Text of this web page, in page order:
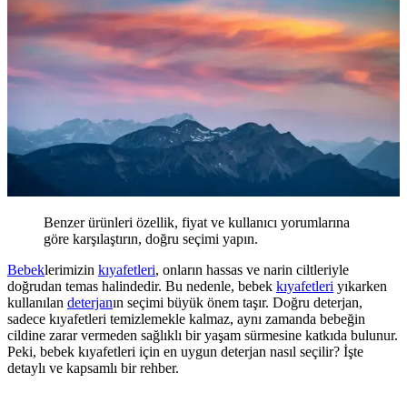
Benzer ürünleri özellik, fiyat ve kullanıcı yorumlarına
göre karşılaştırın, doğru seçimi yapın.
Bebeklerimizin kıyafetleri, onların hassas ve narin ciltleriyle
doğrudan temas halindedir. Bu nedenle, bebek kıyafetleri yıkarken
kullanılan deterjanın seçimi büyük önem taşır. Doğru deterjan,
sadece kıyafetleri temizlemekle kalmaz, aynı zamanda bebeğin
cildine zarar vermeden sağlıklı bir yaşam sürmesine katkıda bulunur.
Peki, bebek kıyafetleri için en uygun deterjan nasıl seçilir? İşte
detaylı ve kapsamlı bir rehber.